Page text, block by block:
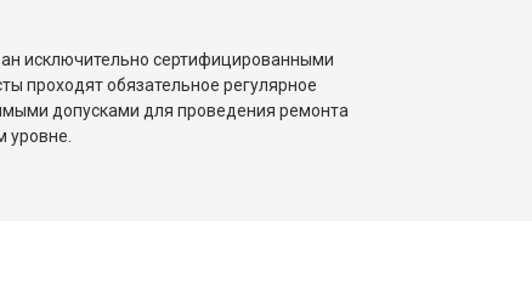
исключительно сертифицированными
проходят обязательное регулярное
допусками для проведения ремонта
уровне.